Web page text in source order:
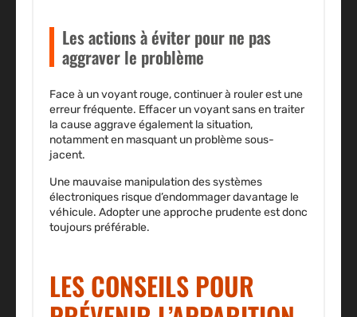
Les actions à éviter pour ne pas
aggraver le problème
Face à un voyant rouge, continuer à rouler est une
erreur fréquente. Effacer un voyant sans en traiter
la causeaggrave également la situation,
notamment en masquant un problème sous-
jacent.
Une mauvaise manipulation des systèmes
électroniques risque d’endommager davantage le
véhicule. Adopter une approche prudenteest donc
toujours préférable.
LES CONSEILS POUR